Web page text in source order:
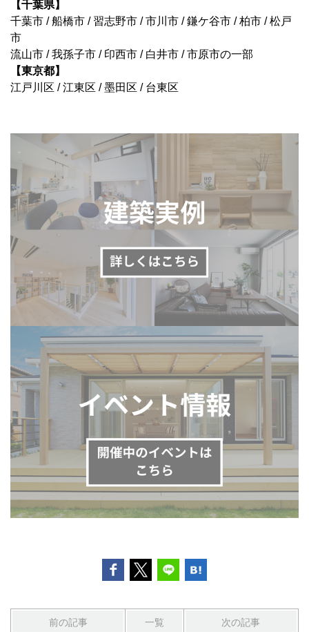
【千葉県】
千葉市 / 船橋市 / 習志野市 / 市川市 / 鎌ケ谷市 / 柏市 / 松戸
市
流山市 / 我孫子市 / 印西市 / 白井市 / 市原市の一部
【東京都】
江戸川区 / 江東区 / 墨田区 / 台東区
前の記事 一覧 次の記事